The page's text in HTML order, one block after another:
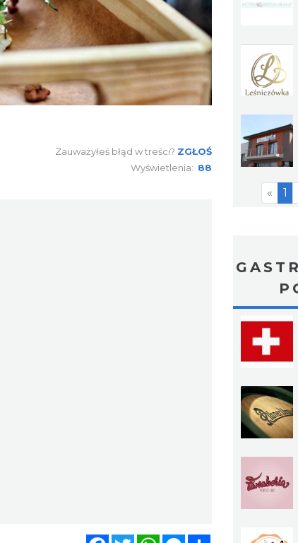
Zauważyłeś błąd w treści? ZGŁOŚ
Wyświetlenia: 88
FacebookTwitterWhatsAppMessenger
« 1